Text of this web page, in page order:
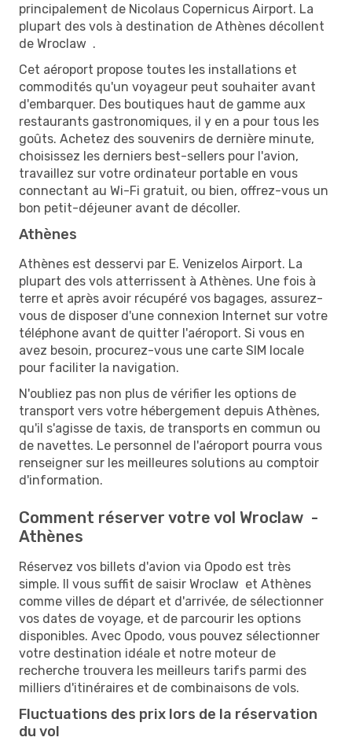
principalement de Nicolaus Copernicus Airport. La
plupart des vols à destination de Athènes décollent
de Wroclaw .
Cet aéroport propose toutes les installations et
commodités qu'un voyageur peut souhaiter avant
d'embarquer. Des boutiques haut de gamme aux
restaurants gastronomiques, il y en a pour tous les
goûts. Achetez des souvenirs de dernière minute,
choisissez les derniers best-sellers pour l'avion,
travaillez sur votre ordinateur portable en vous
connectant au Wi-Fi gratuit, ou bien, offrez-vous un
bon petit-déjeuner avant de décoller.
Athènes
Athènes est desservi par E. Venizelos Airport. La
plupart des vols atterrissent à Athènes. Une fois à
terre et après avoir récupéré vos bagages, assurez-
vous de disposer d'une connexion Internet sur votre
téléphone avant de quitter l'aéroport. Si vous en
avez besoin, procurez-vous une carte SIM locale
pour faciliter la navigation.
N'oubliez pas non plus de vérifier les options de
transport vers votre hébergement depuis Athènes,
qu'il s'agisse de taxis, de transports en commun ou
de navettes. Le personnel de l'aéroport pourra vous
renseigner sur les meilleures solutions au comptoir
d'information.
Comment réserver votre vol Wroclaw -
Athènes
Réservez vos billets d'avion via Opodo est très
simple. Il vous suffit de saisir Wroclaw et Athènes
comme villes de départ et d'arrivée, de sélectionner
vos dates de voyage, et de parcourir les options
disponibles. Avec Opodo, vous pouvez sélectionner
votre destination idéale et notre moteur de
recherche trouvera les meilleurs tarifs parmi des
milliers d'itinéraires et de combinaisons de vols.
Fluctuations des prix lors de la réservation
du vol